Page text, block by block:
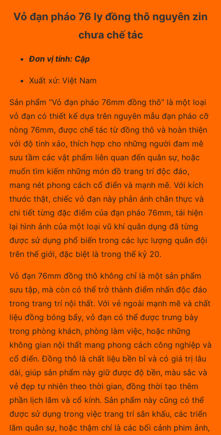
Vỏ đạn pháo 76 ly đồng thô nguyên zin
chưa chế tác
Đơn vị tính: Cặp
Xuất xứ: Việt Nam
Sản phẩm “Vỏ đạn pháo 76mm đồng thô” là một loại
vỏ đạn có thiết kế dựa trên nguyên mẫu đạn pháo cỡ
nòng 76mm, được chế tác từ đồng thô và hoàn thiện
với độ tinh xảo, thích hợp cho những người đam mê
sưu tầm các vật phẩm liên quan đến quân sự, hoặc
muốn tìm kiếm những món đồ trang trí độc đáo,
mang nét phong cách cổ điển và mạnh mẽ. Với kích
thước thật, chiếc vỏ đạn này phản ánh chân thực và
chi tiết từng đặc điểm của đạn pháo 76mm, tái hiện
lại hình ảnh của một loại vũ khí quân dụng đã từng
được sử dụng phổ biến trong các lực lượng quân đội
trên thế giới, đặc biệt là trong thế kỷ 20.
Vỏ đạn 76mm đồng thô không chỉ là một sản phẩm
sưu tập, mà còn có thể trở thành điểm nhấn độc đáo
trong trang trí nội thất. Với vẻ ngoài mạnh mẽ và chất
liệu đồng bóng bẩy, vỏ đạn có thể được trưng bày
trong phòng khách, phòng làm việc, hoặc những
không gian nội thất mang phong cách công nghiệp và
cổ điển. Đồng thô là chất liệu bền bỉ và có giá trị lâu
dài, giúp sản phẩm này giữ được độ bền, màu sắc và
vẻ đẹp tự nhiên theo thời gian, đồng thời tạo thêm
phần lịch lãm và cổ kính. Sản phẩm này cũng có thể
được sử dụng trong việc trang trí sân khấu, các triển
lãm quân sự, hoặc thậm chí là các bối cảnh phim ảnh,